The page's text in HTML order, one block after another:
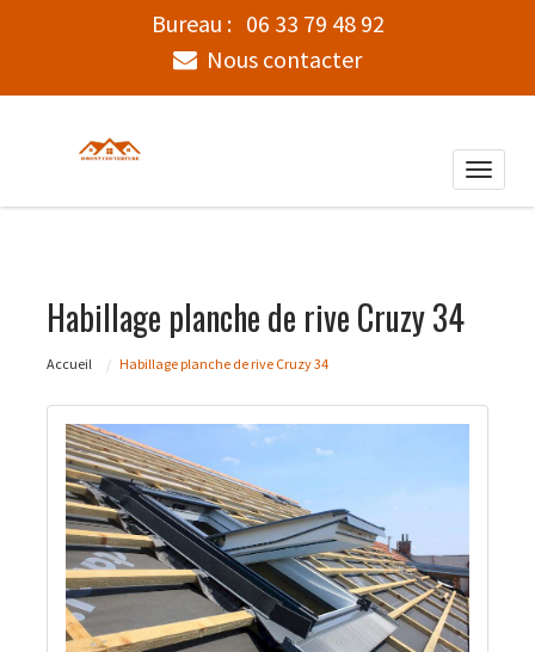
Bureau : 06 33 79 48 92
Nous contacter
Toggle
Habillage planche de rive Cruzy 34
Accueil Habillage planche de rive Cruzy 34